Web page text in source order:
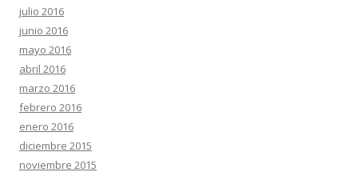
julio 2016
junio 2016
mayo 2016
abril 2016
marzo 2016
febrero 2016
enero 2016
diciembre 2015
noviembre 2015